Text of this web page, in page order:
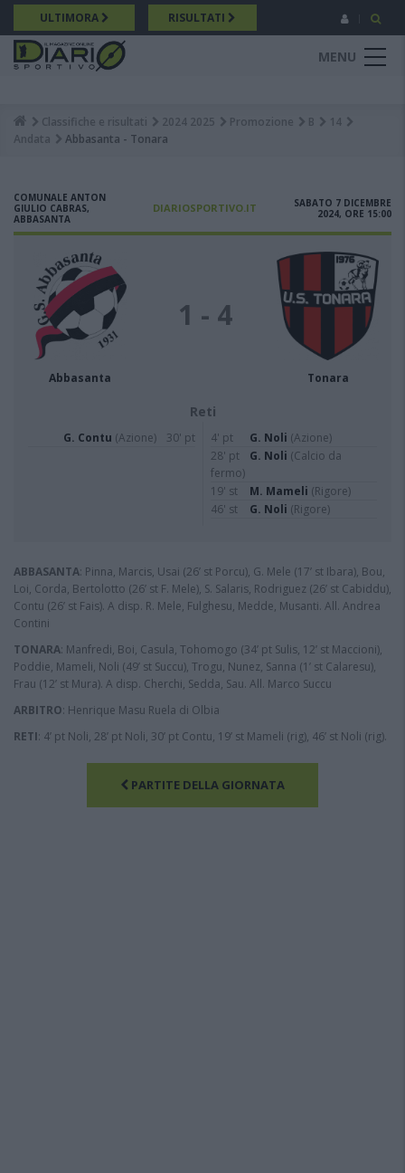
Salta
al
contenuto
principale
ULTIMORA RISULTATI
MENU
Breadcrumb
Classifiche e risultati 2024 2025 Promozione B
14
Andata
Abbasanta - Tonara
COMUNALE ANTON
GIULIO CABRAS,
ABBASANTA
DIARIOSPORTIVO.IT
SABATO 7 DICEMBRE
2024, ORE 15:00
Abbasanta
1 - 4
Tonara
Reti
G. Contu (Azione) 30' pt 4' pt G. Noli (Azione)
28' pt
G. Noli (Calcio da
fermo)
19' st
M. Mameli (Rigore)
46' st
G. Noli (Rigore)
ABBASANTA: Pinna, Marcis, Usai (26’ st Porcu), G. Mele (17’ st Ibara), Bou,
Loi, Corda, Bertolotto (26’ st F. Mele), S. Salaris, Rodriguez (26’ st Cabiddu),
Contu (26’ st Fais). A disp. R. Mele, Fulghesu, Medde, Musanti. All. Andrea
Contini
TONARA: Manfredi, Boi, Casula, Tohomogo (34’ pt Sulis, 12’ st Maccioni),
Poddie, Mameli, Noli (49’ st Succu), Trogu, Nunez, Sanna (1’ st Calaresu),
Frau (12’ st Mura). A disp. Cherchi, Sedda, Sau. All. Marco Succu
ARBITRO: Henrique Masu Ruela di Olbia
RETI: 4’ pt Noli, 28’ pt Noli, 30’ pt Contu, 19’ st Mameli (rig), 46’ st Noli (rig).
PARTITE DELLA GIORNATA